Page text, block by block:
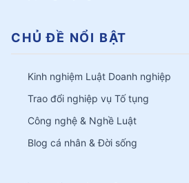
CHỦ ĐỀ NỔI BẬT
Kinh nghiệm Luật Doanh nghiệp
Trao đổi nghiệp vụ Tố tụng
Công nghệ & Nghề Luật
Blog cá nhân & Đời sống